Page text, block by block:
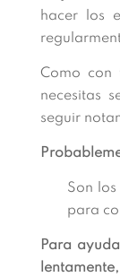
hacer los
Como con
necesitas
seguir
Son
para
Para